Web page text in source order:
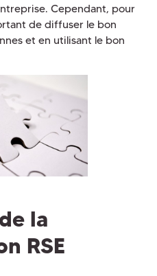
Cependant, pour
de diffuser le bon
et en utilisant le bon
la
RSE